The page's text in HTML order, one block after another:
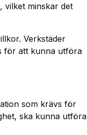
vilket minskar det
Verkstäder
för att kunna utföra
som krävs för
ska kunna utföra